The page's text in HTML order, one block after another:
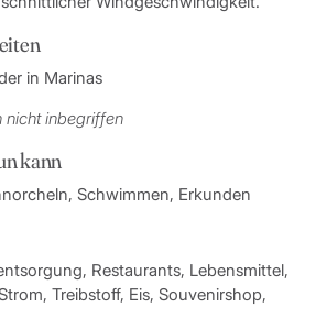
in Marinas
inbegriffen
kann
Schwimmen, Erkunden
Restaurants, Lebensmittel,
Treibstoff, Eis, Souvenirshop,